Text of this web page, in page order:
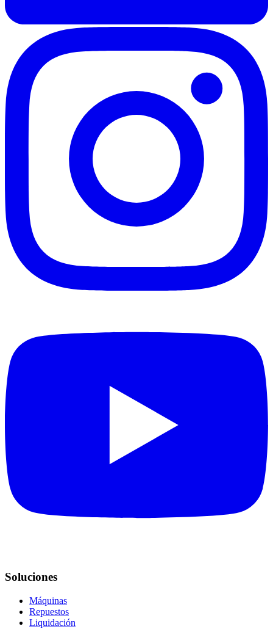
Soluciones
Máquinas
Repuestos
Liquidación